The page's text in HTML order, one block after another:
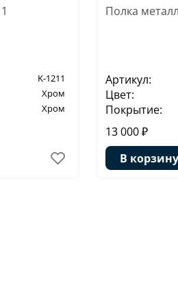
K-1211
Хром
Хром
Полка
Артикул:
Цвет:
Покрытие:
13 000 ₽
В корзину